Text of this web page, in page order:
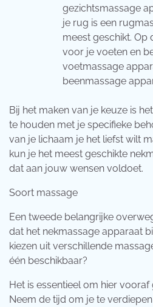
gezichtsmassage
je rug is een
meest geschikt. Op
voor je voeten en
voetmassage
beenmassage
Bij het maken van je keuze is
te houden met je specifieke
van je lichaam je het liefst wilt
kun je het meest geschikte
dat aan jouw wensen voldoet.
Soort massage
Een tweede belangrijke
dat het nekmassage apparaat
kiezen uit verschillende
één beschikbaar?
Het is essentieel om hier
Neem de tijd om je te